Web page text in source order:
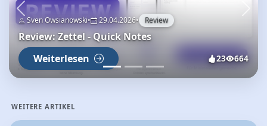
Sven Owsianowski• 29.04.2026• Review
Review: Zettel - Quick Notes
Weiterlesen
23 664
Zurück
WEITERE ARTIKEL